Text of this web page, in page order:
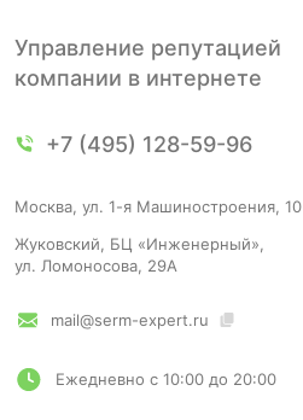
Управление репутацией
компании в интернете
+7 (495) 128-59-96
Москва, ул. 1-я Машиностроения, 10
Жуковский, БЦ «Инженерный»,
ул. Ломоносова, 29А
mail@serm-expert.ru
Ежедневно с 10:00 до 20:00